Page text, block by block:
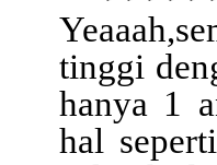
tinggi
hanya 1
hal